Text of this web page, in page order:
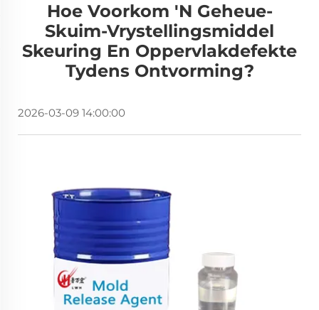
Hoe Voorkom 'n Geheue-
Skuim-Vrystellingsmiddel
Skeuring En Oppervlakdefekte
Tydens Ontvorming?
2026-03-09 14:00:00